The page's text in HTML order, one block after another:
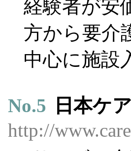
経験者が安
方から要介
中心に施設
No.5
日本ケ
http://